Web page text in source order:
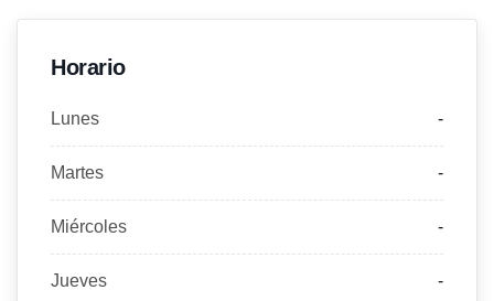
Horario
Lunes -
Martes -
Miércoles -
Jueves -